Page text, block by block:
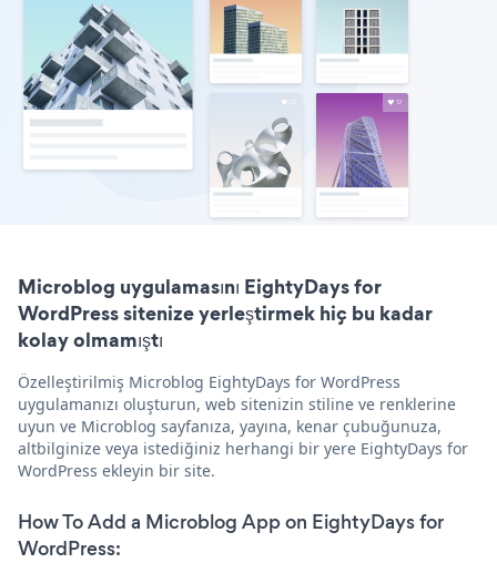
Microblog uygulamasını EightyDays for
WordPress sitenize yerleştirmek hiç bu kadar
kolay olmamıştı
Özelleştirilmiş Microblog EightyDays for WordPress
uygulamanızı oluşturun, web sitenizin stiline ve renklerine
uyun ve Microblog sayfanıza, yayına, kenar çubuğunuza,
altbilginize veya istediğiniz herhangi bir yere EightyDays for
WordPress ekleyin bir site.
How To Add a Microblog App on EightyDays for
WordPress: